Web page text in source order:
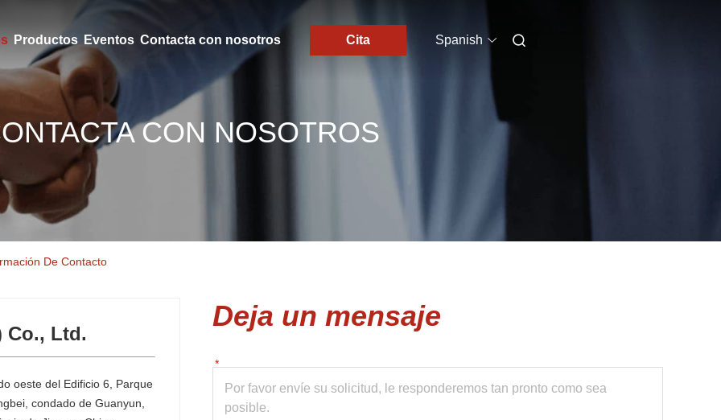
Productos Eventos Contacta con nosotros Cita Spanish
CON NOSOTROS
De Contacto
Co., Ltd.
oeste del Edificio 6, Parque
condado de Guanyun,
Deja un mensaje